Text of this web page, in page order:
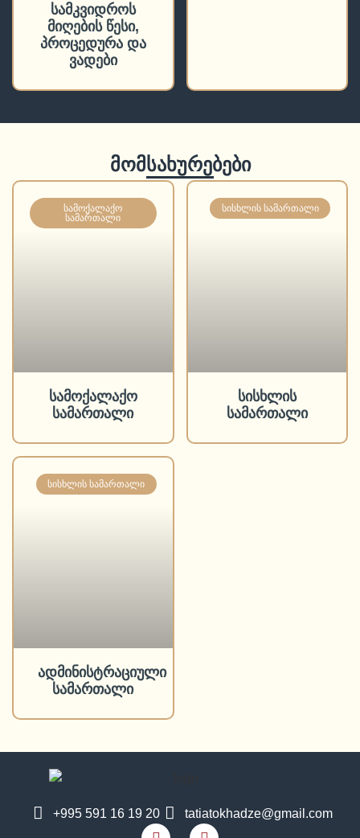
სამკვიდროს
მიღების წესი,
პროცედურა და
ვადები
მომსახურებები
ᲡᲐᲛᲝᲥᲐᲚᲐᲥᲝ
ᲡᲐᲛᲐᲠᲗᲐᲚᲘ
სამოქალაქო
სამართალი
ᲡᲘᲡᲮᲚᲘᲡ ᲡᲐᲛᲐᲠᲗᲐᲚᲘ
სისხლის
სამართალი
ᲡᲘᲡᲮᲚᲘᲡ ᲡᲐᲛᲐᲠᲗᲐᲚᲘ
ადმინისტრაციული
სამართალი
+995 591 16 19 20 tatiatokhadze@gmail.com